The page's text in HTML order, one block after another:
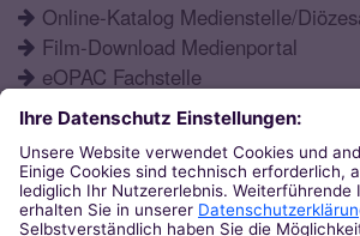
Online-Katalog Medienstelle/
Film-Download Medienportal
eOPAC Fachstelle
Fortbildungsprogramm
Schulformen
Öffnungszeiten
Aktuelles